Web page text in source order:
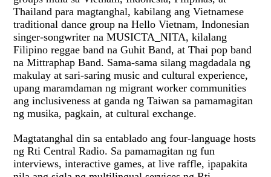
Thailand para magtanghal, kabilang ang Vietnamese
traditional dance group na Hello Vietnam, Indonesian
singer-songwriter na MUSICTA_NITA, kilalang
Filipino reggae band na Guhit Band, at Thai pop band
na Mittraphap Band. Sama-sama silang magdadala ng
makulay at sari-saring music and cultural experience,
upang maramdaman ng migrant worker communities
ang inclusiveness at ganda ng Taiwan sa pamamagitan
ng musika, pagkain, at cultural exchange.
Magtatanghal din sa entablado ang four-language hosts
ng Rti Central Radio. Sa pamamagitan ng fun
interviews, interactive games, at live raffle, ipapakita